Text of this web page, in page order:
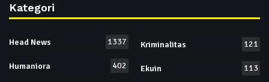
Kategori
Head News 1337
Humaniora 402
Kriminalitas 121
Ekuin 113